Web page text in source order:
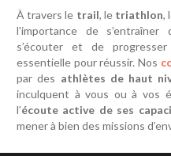
À travers le trail, le triathlon,
l'importance de
s’écouter et de
essentielle pour réussir. Nos
par des athlètes de haut
inculquent à vous ou à vos
l’écoute active de ses
mener à bien des missions